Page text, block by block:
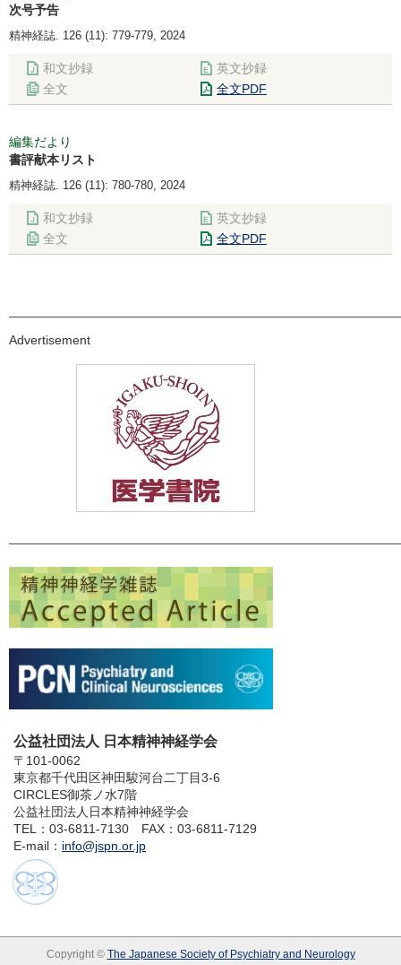
次号予告
精神経誌. 126 (11): 779-779, 2024
和文抄録
英文抄録
全文
全文PDF
編集だより
書評献本リスト
精神経誌. 126 (11): 780-780, 2024
和文抄録
英文抄録
全文
全文PDF
Advertisement
公益社団法人 日本精神神経学会
〒101-0062
東京都千代田区神田駿河台二丁目3-6
CIRCLES御茶ノ水7階
公益社団法人日本精神神経学会
TEL：03-6811-7130 FAX：03-6811-7129
E-mail： info@jspn.or.jp
Copyright © The Japanese Society of Psychiatry and Neurology